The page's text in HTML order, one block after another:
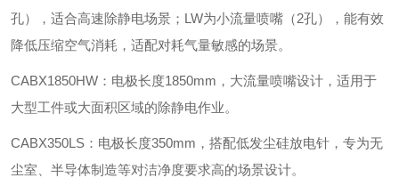
孔），适合高速除静电场景；LW为小流量喷嘴（2孔），能有效
降低压缩空气消耗，适配对耗气量敏感的场景。
‌CABX1850HW‌：电极长度1850mm，大流量喷嘴设计，适用于
大型工件或大面积区域的除静电作业。
‌CABX350LS‌：电极长度350mm，搭配低发尘硅放电针，专为无
尘室、半导体制造等对洁净度要求高的场景设计。